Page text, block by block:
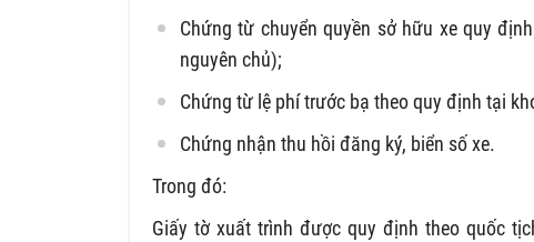
Chứng từ chuyển quyền sở hữu xe quy
nguyên chủ);
Chứng từ lệ phí trước bạ theo quy định tại
Chứng nhận thu hồi đăng ký, biển số xe.
Trong đó:
Giấy tờ xuất trình được quy định theo quốc